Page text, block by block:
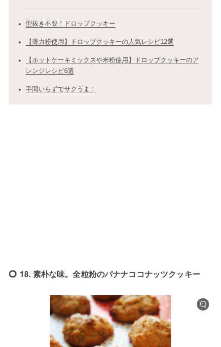
型抜き不要！ドロップクッキー
【薄力粉使用】ドロップクッキーの人気レシピ12選
【ホットケーキミックスや米粉使用】ドロップクッキーのア
レンジレシピ6選
手間いらずでサクうま！
18. 素朴な味。全粒粉のバナナココナッツクッキー